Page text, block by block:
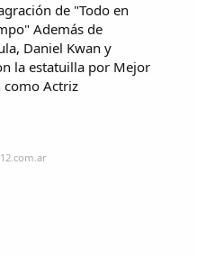
de "Todo en
Además de
Daniel Kwan y
la estatuilla por Mejor
como Actriz